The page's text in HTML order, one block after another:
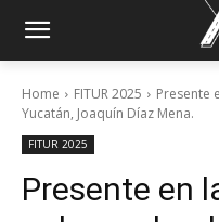
Home FITUR 2025
Presente
Yucatán, Joaquín Díaz Mena.
FITUR 2025
Presente en